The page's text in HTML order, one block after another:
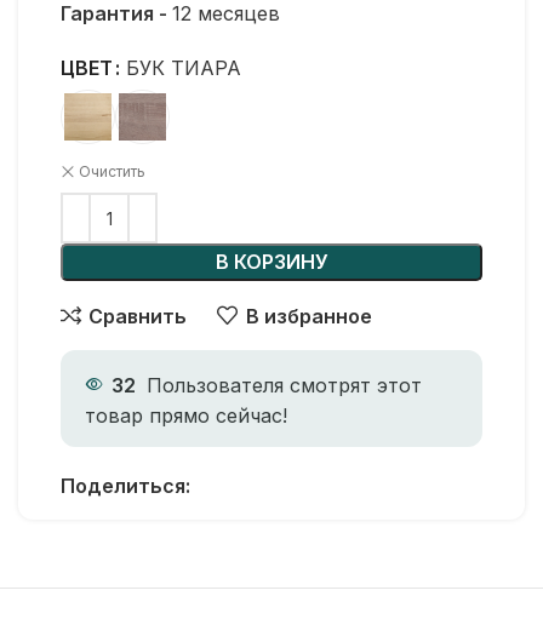
Гарантия - 12 месяцев
ЦВЕТ БУК ТИАРА
Очистить
В КОРЗИНУ
Сравнить В избранное
32 Пользователя смотрят этот
товар прямо сейчас!
Поделиться: